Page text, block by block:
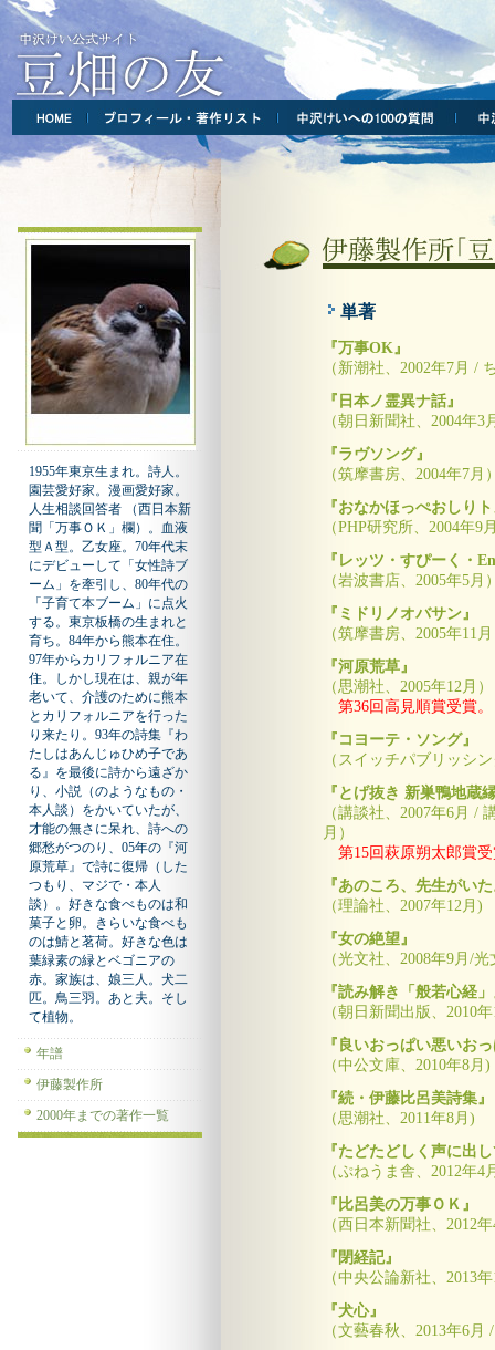
1955年東京生まれ。詩人。
園芸愛好家。漫画愛好家。
人生相談回答者 （西日本新
聞「万事ＯＫ」欄）。血液
型Ａ型。乙女座。70年代末
にデビューして「女性詩ブ
ーム」を牽引し、80年代の
「子育て本ブーム」に点火
する。東京板橋の生まれと
育ち。84年から熊本在住。
97年からカリフォルニア在
住。しかし現在は、親が年
老いて、介護のために熊本
とカリフォルニアを行った
り来たり。93年の詩集『わ
たしはあんじゅひめ子であ
る』を最後に詩から遠ざか
り、小説（のようなもの・
本人談）をかいていたが、
才能の無さに呆れ、詩への
郷愁がつのり、05年の『河
原荒草』で詩に復帰（した
つもり、マジで・本人
談）。好きな食べものは和
菓子と卵。きらいな食べも
のは鯖と茗荷。好きな色は
葉緑素の緑とベゴニアの
赤。家族は、娘三人。犬二
匹。鳥三羽。あと夫。そし
て植物。
年譜
伊藤製作所
2000年までの著作一覧
単著
『万事OK』
（新潮社、2002年7月 /
『日本ノ霊異ナ話』
（朝日新聞社、2004年
『ラヴソング』
（筑摩書房、2004年7月
『おなかほっぺおしり
（PHP研究所、2004年9
『レッツ・すぴーく・
（岩波書店、2005年5月
『ミドリノオバサン』
（筑摩書房、2005年11
『河原荒草』
（思潮社、2005年12月）
第36回高見順賞受賞。
『コヨーテ・ソング』
（スイッチパブリッシ
『とげ抜き 新巣鴨地蔵
（講談社、2007年6月 /
月）
第15回萩原朔太郎賞
『あのころ、先生がい
（理論社、2007年12月)
『女の絶望』
（光文社、2008年9月/
『読み解き「般若心経
（朝日新聞出版、2010
『良いおっぱい悪いお
（中公文庫、2010年8月)
『続・伊藤比呂美詩集』
（思潮社、2011年8月)
『たどたどしく声に出
（ぷねうま舎、2012年4
『比呂美の万事ＯＫ』
（西日本新聞社、2012
『閉経記』
（中央公論新社、2013
『犬心』
（文藝春秋、2013年6